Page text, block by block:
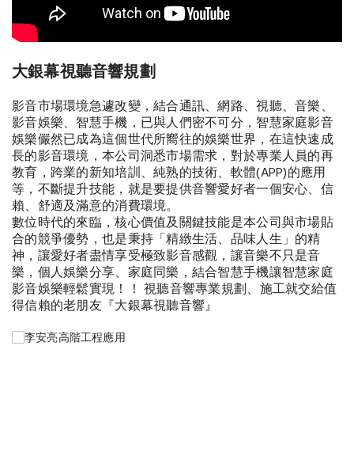
大銀幕視聽音響規劃
影音市場環境急遽改變，結合通訊、網路、視聽、音樂、
影音娛樂、智慧手機，已與人們密不可分，智慧家庭影音
娛樂儼然已成為這個世代所嚮往的娛樂世界，在這快速成
長的影音環境，本公司洞悉市場需求，對於專業人員的再
教育，跨業的新知培訓、純熟的技術、軟體(APP)的應用
等，不斷提升技能，就是要提供音響愛好者一個安心、信
賴、舒適及滿意的消費環境。
數位時代的來臨，核心價值及關鍵技能是本公司與市場貼
合的競爭優勢，也是秉持「精緻生活、品味人生」的精
神，讓愛好者盡情享受極致影音感觀，讓音樂不只是音
樂，個人娛樂分享、家庭同樂，結合智慧手機讓智慧家庭
影音娛樂輕鬆實現！！ 視聽音響專業規劃、施工就交給值
得信賴的老朋友『大銀幕視聽音響』